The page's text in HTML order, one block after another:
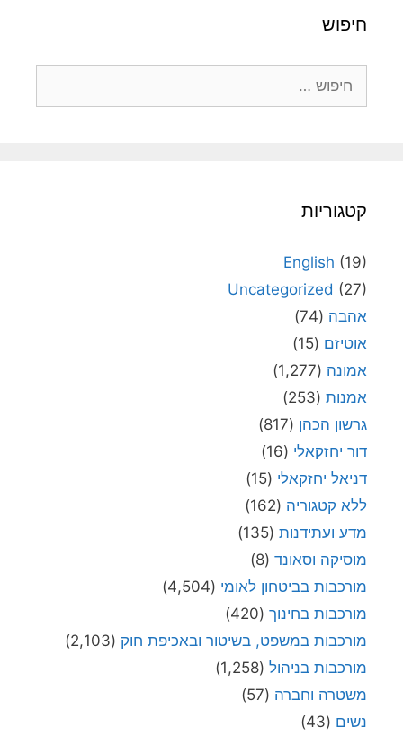
חיפוש
קטגוריות
English (19)
Uncategorized (27)
אהבה (74)
אוטיזם (15)
אמונה (1,277)
אמנות (253)
גרשון הכהן (817)
דור יחזקאלי (16)
דניאל יחזקאלי (15)
ללא קטגוריה (162)
מדע ועתידנות (135)
מוסיקה וסאונד (8)
מורכבות בביטחון לאומי (4,504)
מורכבות בחינוך (420)
מורכבות במשפט, בשיטור ובאכיפת חוק (2,103)
מורכבות בניהול (1,258)
משטרה וחברה (57)
נשים (43)